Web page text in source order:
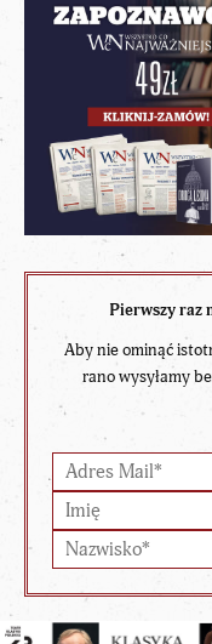
Pierwszy raz
Aby nie ominąć
rano wysyłamy